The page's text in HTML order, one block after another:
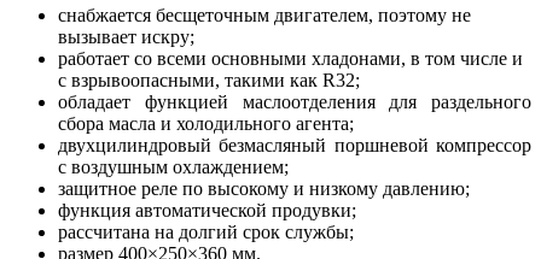
снабжается бесщеточным двигателем, поэтому не
вызывает искру;
работает со всеми основными хладонами, в том числе и
с взрывоопасными, такими как R32;
обладает функцией маслоотделения для раздельного
сбора масла и холодильного агента;
двухцилиндровый безмасляный поршневой компрессор
с воздушным охлаждением;
защитное реле по высокому и низкому давлению;
функция автоматической продувки;
рассчитана на долгий срок службы;
размер 400×250×360 мм.